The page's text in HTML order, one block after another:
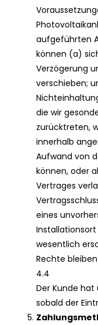
aufgeführten
können (a)
Verzögerung
verschieben;
die wir
zurücktreten,
innerhalb
Aufwand von
können, oder
Vertrages
eines
wesentlich
Rechte
4.4
Der Kunde
sobald der